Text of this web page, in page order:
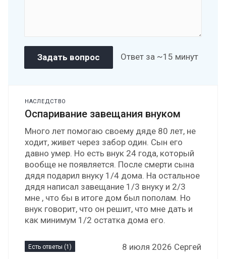
Ответ за ~15 минут
НАСЛЕДСТВО
Оспаривание завещания внуком
Много лет помогаю своему дяде 80 лет, не
ходит, живет через забор один. Сын его
давно умер. Но есть внук 24 года, который
вообще не появляется. После смерти сына
дядя подарил внуку 1/4 дома. На остальное
дядя написал завещание 1/3 внуку и 2/3
мне , что бы в итоге дом был пополам. Но
внук говорит, что он решит, что мне дать и
как минимум 1/2 остатка дома его.
Есть ответы (1) 8 июля 2026 Сергей